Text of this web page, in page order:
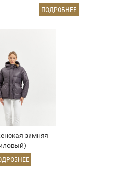
ПОДРОБНЕЕ
зимняя